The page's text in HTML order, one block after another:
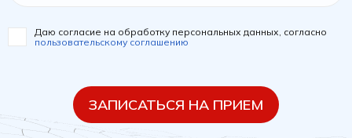
Даю согласие на обработку персональных данных, согласно
пользовательскому соглашению
ЗАПИСАТЬСЯ НА ПРИЕМ